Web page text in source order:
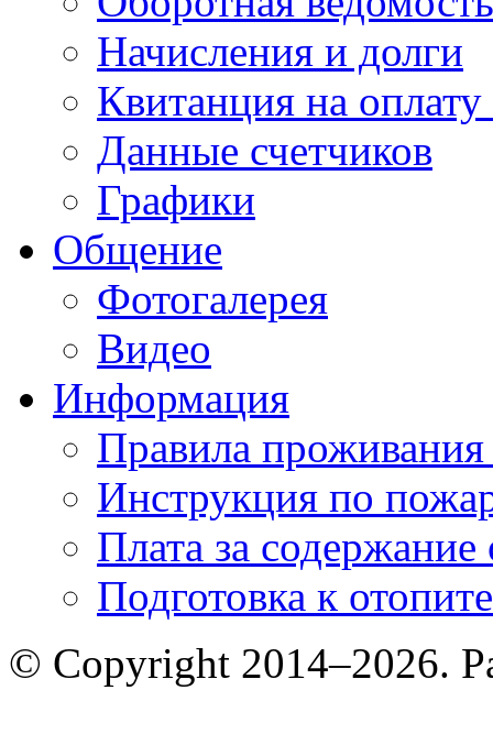
Начисления и долги
Квитанция на
Данные счетчиков
Графики
Общение
Фотогалерея
Видео
Информация
Правила
Инструкция по
Плата за
Подготовка к
© Copyright 2014–2026.